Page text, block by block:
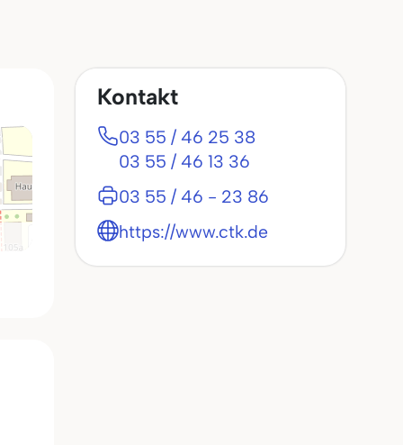
Kontakt
03 55 / 46 25 38
03 55 / 46 13 36
03 55 / 46 - 23 86
https://www.ctk.de